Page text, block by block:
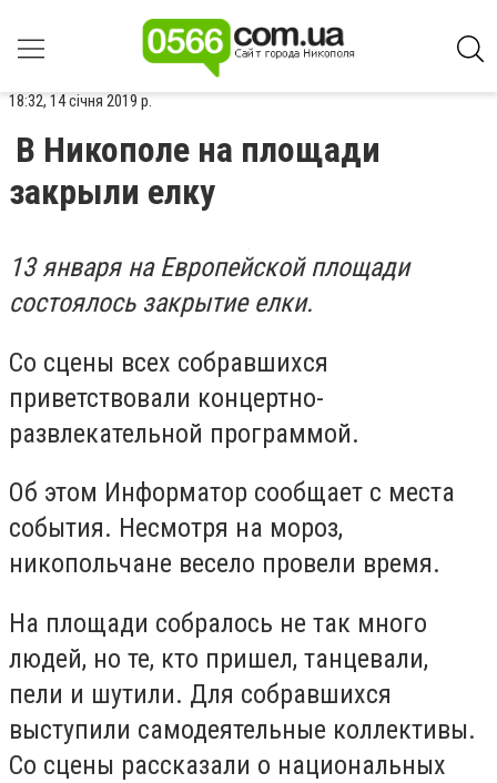
18:32, 14 січня 2019 р.
В Никополе на площади
закрыли елку
13 января на Европейской площади
состоялось закрытие елки.
Со сцены всех собравшихся
приветствовали концертно-
развлекательной программой.
Об этом Информатор сообщает с места
события. Несмотря на мороз,
никопольчане весело провели время.
На площади собралось не так много
людей, но те, кто пришел, танцевали,
пели и шутили. Для собравшихся
выступили самодеятельные коллективы.
Со сцены рассказали о национальных